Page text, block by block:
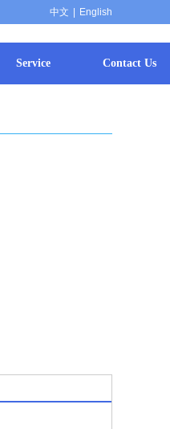
Service Contact Us
中文 English